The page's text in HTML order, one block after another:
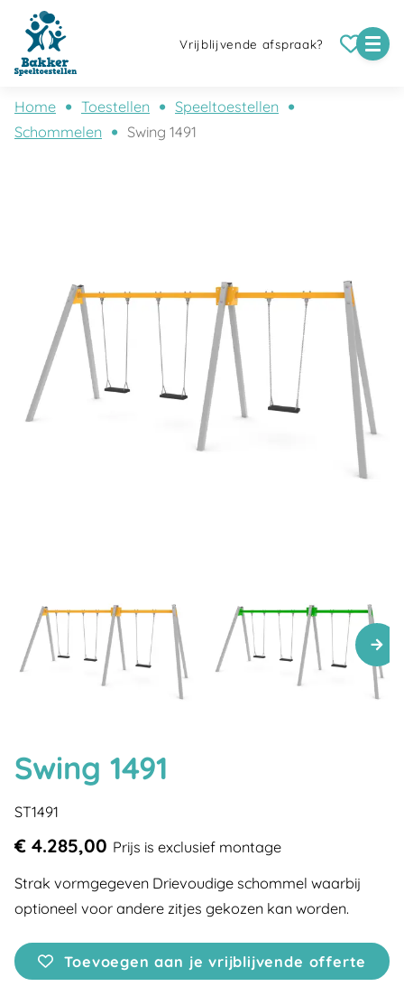
Vrijblijvende afspraak?
Home Toestellen
Speeltoestellen
Schommelen
Swing 1491
Swing 1491
ST1491
€ 4.285,00 Prijs is exclusief montage
Strak vormgegeven Drievoudige schommel waarbij
optioneel voor andere zitjes gekozen kan worden.
Toevoegen aan je vrijblijvende offerte